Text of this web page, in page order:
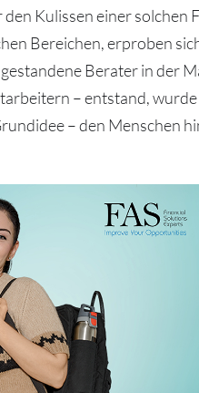
Kulissen einer
Bereichen, erproben
Berater in der
– entstand,
– den